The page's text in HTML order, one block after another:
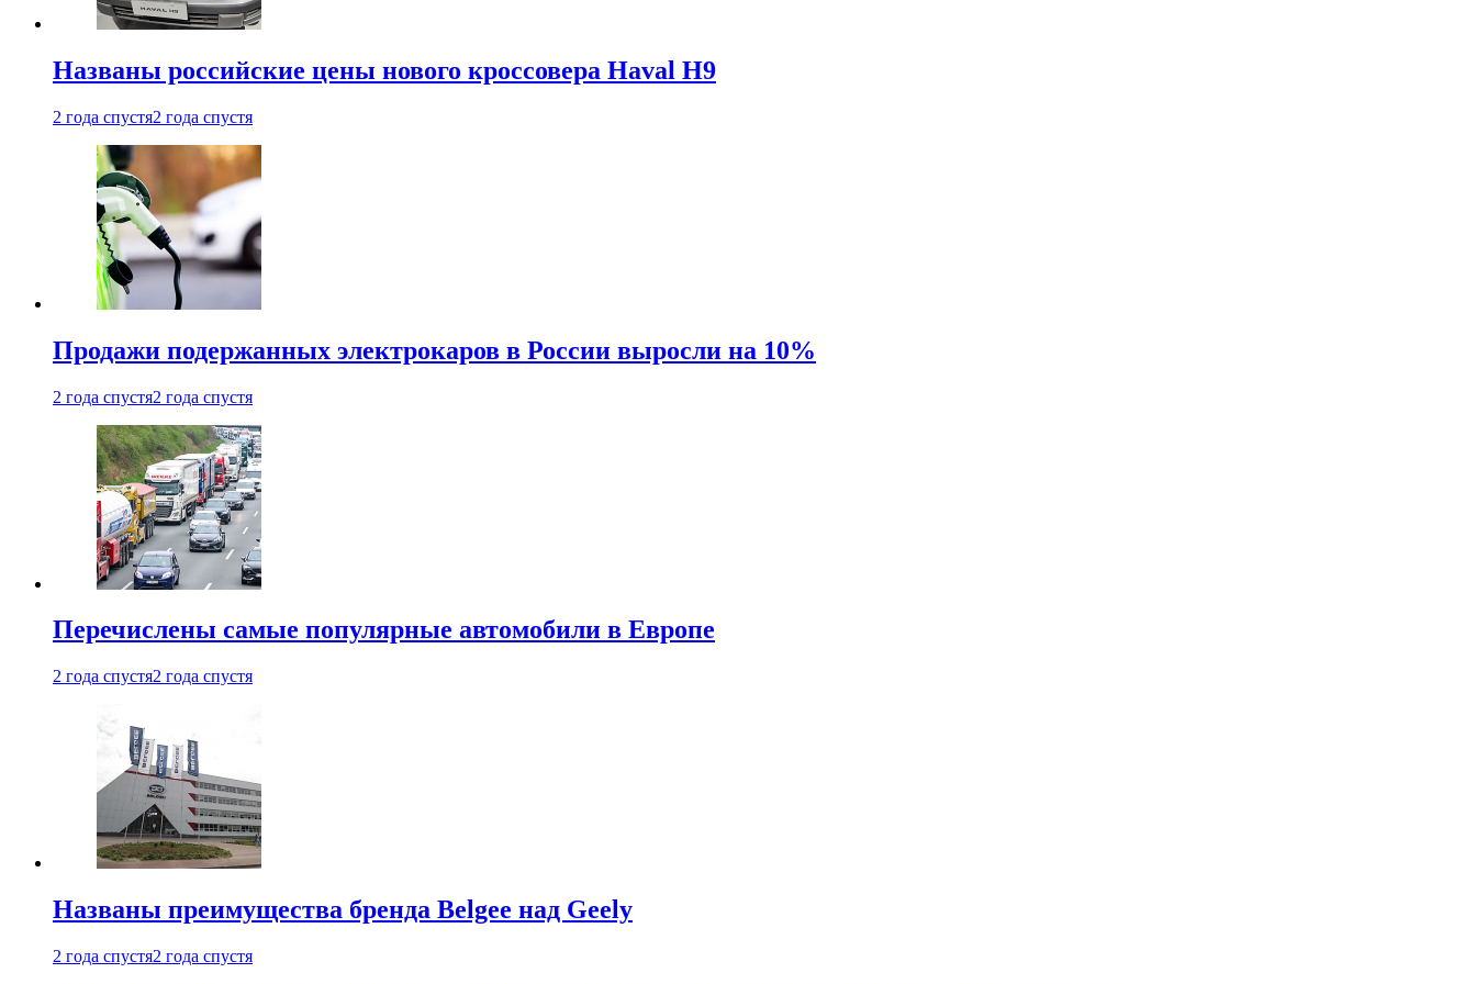
Названы российские цены нового кроссовера Haval H9
2 года спустя2 года спустя
Продажи подержанных электрокаров в России выросли на 10%
2 года спустя2 года спустя
Перечислены самые популярные автомобили в Европе
2 года спустя2 года спустя
Названы преимущества бренда Belgee над Geely
2 года спустя2 года спустя